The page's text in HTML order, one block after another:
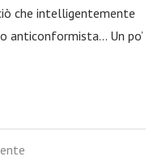
che intelligentemente
anticonformista… Un po’